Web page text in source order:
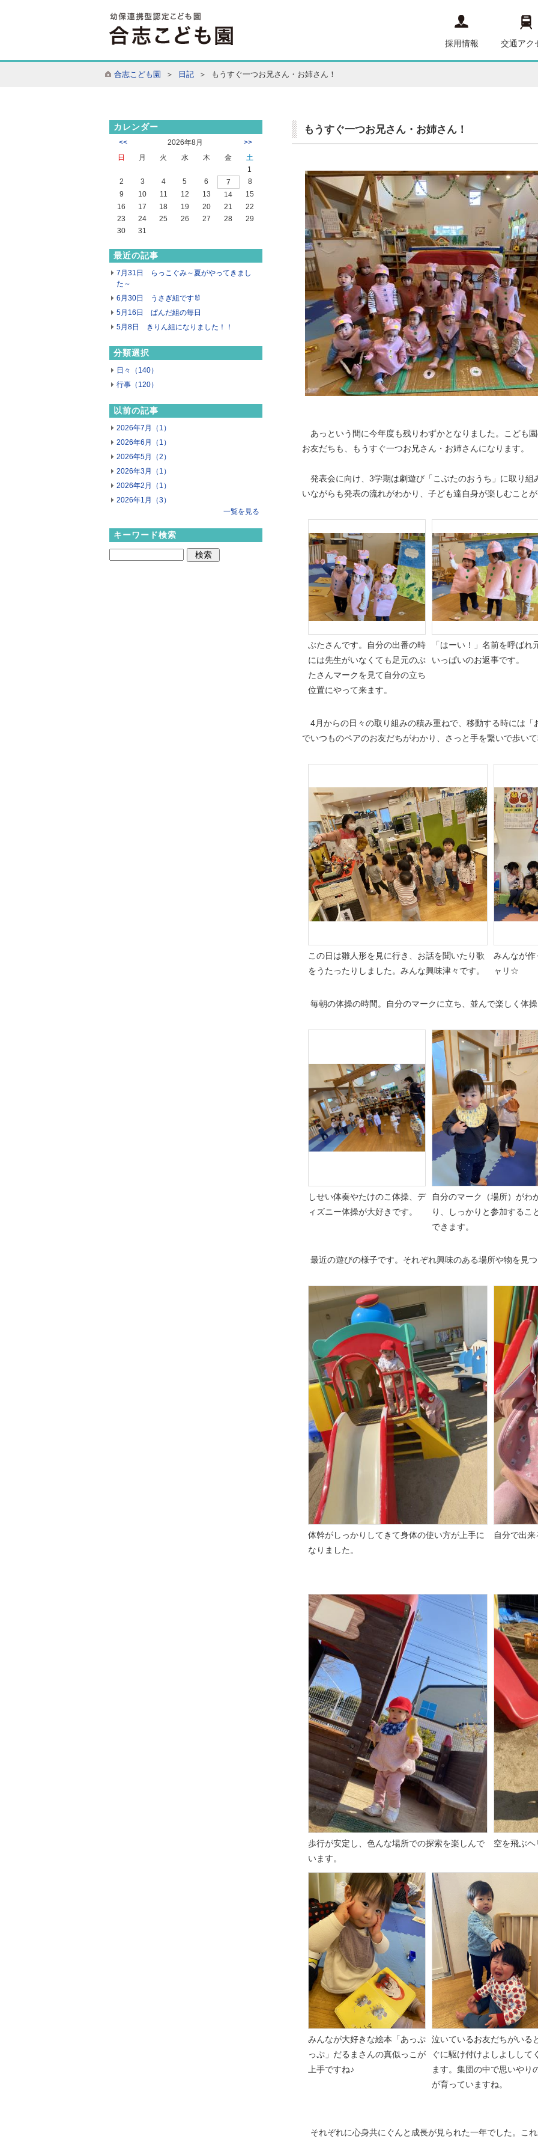
採用情報 交通アク
合志こども園 ＞ 日記＞ もうすぐ一つお兄さん・お姉さん！
カレンダー
<< 2026年8月 >>
日 月 火 水 木 金
土
1
2
3 4 5 6 7
8
9
10 11 12 13 14
15
16
17 18 19 20 21
22
23
24 25 26 27 28
29
30
31
最近の記事
7月31日 らっこぐみ～夏がやってきまし
た～
6月30日 うさぎ組です🐰
5月16日 ぱんだ組の毎日
5月8日 きりん組になりました！！
分類選択
日々（140）
行事（120）
以前の記事
2026年7月（1）
2026年6月（1）
2026年5月（2）
2026年3月（1）
2026年2月（1）
2026年1月（3）
一覧を見る
キーワード検索
もうすぐ一つお兄さん・お姉さん！
あっという間に今年度も残りわずかとなりました。こども
お友だちも、もうすぐ一つお兄さん・お姉さんになります。
発表会に向け、3学期は劇遊び「こぶたのおうち」に取り組
いながらも発表の流れがわかり、子ども達自身が楽しむこと
ぶたさんです。自分の出番の時
には先生がいなくても足元のぶ
たさんマークを見て自分の立ち
位置にやって来ます。
「はーい！」名前を呼ばれ
いっぱいのお返事です。
4月からの日々の取り組みの積み重ねで、移動する時には「
でいつものペアのお友だちがわかり、さっと手を繋いで歩い
この日は雛人形を見に行き、お話を聞いたり歌
をうたったりしました。みんな興味津々です。
みんなが作
ャリ☆
毎朝の体操の時間。自分のマークに立ち、並んで楽しく体
しせい体奏やたけのこ体操、デ
ィズニー体操が大好きです。
自分のマーク（場所）がわ
り、しっかりと参加するこ
できます。
最近の遊びの様子です。それぞれ興味のある場所や物を見
体幹がしっかりしてきて身体の使い方が上手に
なりました。
自分で出来
歩行が安定し、色んな場所での探索を楽しんで
います。
空を飛ぶ
みんなが大好きな絵本「あっぷ
っぷ」だるまさんの真似っこが
上手ですね♪
泣いているお友だちがいる
ぐに駆け付けよしよしして
ます。集団の中で思いやり
が育っていますね。
それぞれに心身共にぐんと成長が見られた一年でした。こ